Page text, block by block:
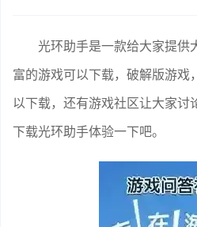
光环助手是一款给大家提供
富的游戏可以下载，破解版游戏
以下载，还有游戏社区让大家讨
下载光环助手体验一下吧。